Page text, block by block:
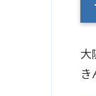
大
き